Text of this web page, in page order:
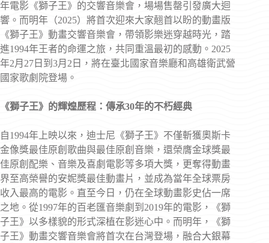
年電影《獅子王》的交響音樂會，場場售罄引發廣大迴
響。而明年（2025）將首次迎來大家翹首以盼的動畫版
《獅子王》動畫交響音樂會，帶領影樂迷穿越時光，踏
進1994年王者的命運之旅，共同重溫最初的感動。2025
年2月27日到3月2日，將在臺北國家音樂廳和高雄衛武營
國家歌劇院登場。
《獅子王》的輝煌歷程：傳承30年的不朽經典
自1994年上映以來，迪士尼《獅子王》不僅斬獲奧斯卡
金像獎最佳原創歌曲與最佳原創音樂，還榮膺金球獎最
佳原創配樂、音樂及喜劇電影等多項大獎，更奪得動畫
界至高榮譽的安妮獎最佳動畫片，並成為當年全球票房
收入最高的電影。直至今日，仍在全球動畫影史佔一席
之地。從1997年的百老匯音樂劇到2019年的電影，《獅
子王》以多樣貌的形式深植在影迷心中。而明年，《獅
子王》動畫交響音樂會將首次在台灣登場，融合大銀幕